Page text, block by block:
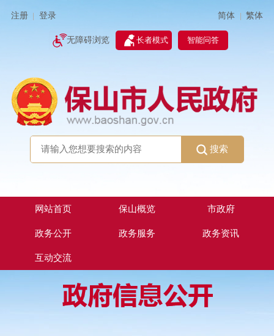
注册 登录 简体 | 繁体
无障碍浏览 长者模式 智能问答
搜索
网站首页 保山概览 市政府
政务公开 政务服务 政务资讯
互动交流